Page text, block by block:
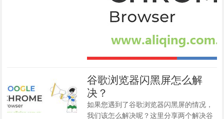
谷歌浏览器闪黑屏怎么解
决？
如果您遇到了谷歌浏览器闪黑屏的情况，
我们该怎么解决呢？这里分享两个解决谷